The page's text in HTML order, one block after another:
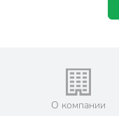
О компании